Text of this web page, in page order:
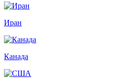
Иран
Канада